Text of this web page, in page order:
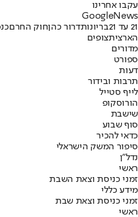
עקבו אחרינו
Googl eNews
21 עד 21
בריונותדרור כהןחוק החרם
הארציתצופים
מדורים
ספורט
דעות
תרבות ובידור
לייף סטייל
הורוסקופ
שישבת
סוף שבוע
כדאי להכיר
סיפור המשק הישראלי
נדל"ן
ראשי
זמני כניסת וצאת השבת
מידע כללי
זמני כניסת וצאת שבת
ראשי